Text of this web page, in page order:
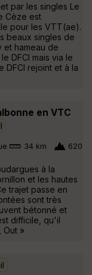
par les singles Le
Cèze est
pour les VTT(ae).
beaux singles de
et hameau de
DFCI mais via le
DFCI rejoint et à la
en VTC
34 km
620
à la
et les hautes
trajet passe en
sont très
bétonné et
difficile, qu'il
Out »